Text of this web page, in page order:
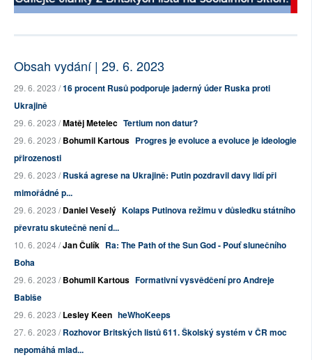
Obsah vydání | 29. 6. 2023
29. 6. 2023 /16 procent Rusů podporuje jaderný úder Ruska proti
Ukrajině
29. 6. 2023 /Matěj Metelec Tertium non datur?
29. 6. 2023 /Bohumil Kartous Progres je evoluce a evoluce je ideologie
přirozenosti
29. 6. 2023 /Ruská agrese na Ukrajině: Putin pozdravil davy lidí při
mimořádné p...
29. 6. 2023 /Daniel Veselý Kolaps Putinova režimu v důsledku státního
převratu skutečně není d...
10. 6. 2024 /Jan Čulík Ra: The Path of the Sun God - Pouť slunečního
Boha
29. 6. 2023 /Bohumil Kartous Formativní vysvědčení pro Andreje
Babiše
29. 6. 2023 /Lesley Keen heWhoKeeps
27. 6. 2023 /Rozhovor Britských listů 611. Školský systém v ČR moc
nepomáhá mlad...